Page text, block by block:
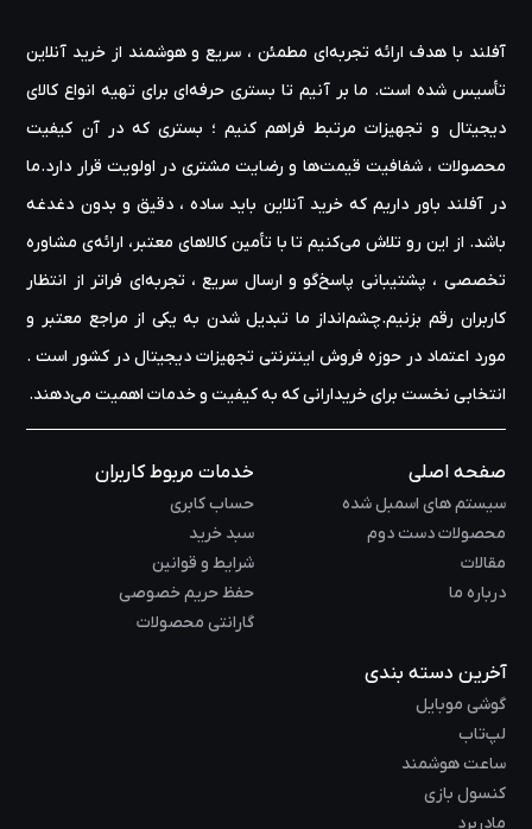
آفلند با هدف ارائه‌ تجربه‌ای مطمئن ، سریع و هوشمند از خرید آنلاین
تأسیس شده است. ما بر آنیم تا بستری حرفه‌ای برای تهیه‌ انواع کالای
دیجیتال و تجهیزات مرتبط فراهم کنیم ؛ بستری که در آن کیفیت
محصولات ، شفافیت قیمت‌ها و رضایت مشتری در اولویت قرار دارد.ما
در آفلند باور داریم که خرید آنلاین باید ساده ، دقیق و بدون دغدغه
باشد. از این رو تلاش می‌کنیم تا با تأمین کالاهای معتبر، ارائه‌ی مشاوره‌
تخصصی ، پشتیبانی پاسخ‌گو و ارسال سریع ، تجربه‌ای فراتر از انتظار
کاربران رقم بزنیم.چشم‌انداز ما تبدیل شدن به یکی از مراجع معتبر و
مورد اعتماد در حوزه‌ فروش اینترنتی تجهیزات دیجیتال در کشور است .
انتخابی نخست برای خریدارانی که به کیفیت و خدمات اهمیت می‌دهند.
صفحه اصلی
سیستم های اسمبل شده
محصولات دست دوم
مقالات
درباره ما
خدمات مربوط کاربران
حساب کابری
سبد خرید
شرایط و قوانین
حفظ حریم خصوصی
گارانتی محصولات
آخرین دسته بندی
گوشی موبایل
لپ‌تاب
ساعت هوشمند
کنسول بازی
مادربرد